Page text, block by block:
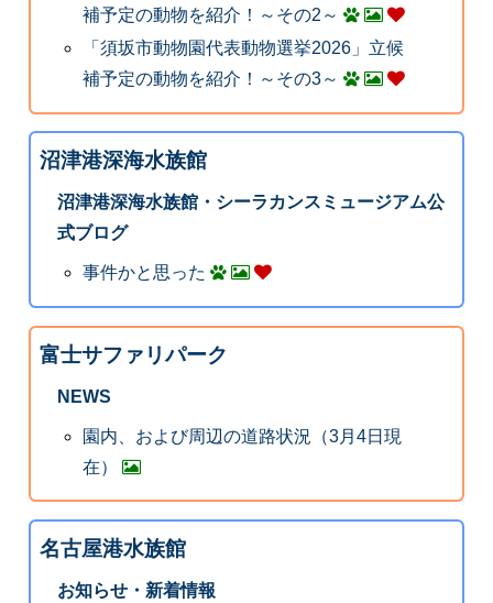
補予定の動物を紹介！～その2～
「須坂市動物園代表動物選挙2026」立候
補予定の動物を紹介！～その3～
沼津港深海水族館
沼津港深海水族館・シーラカンスミュージアム公
式ブログ
事件かと思った
富士サファリパーク
NEWS
園内、および周辺の道路状況（3月4日現
在）
名古屋港水族館
お知らせ・新着情報